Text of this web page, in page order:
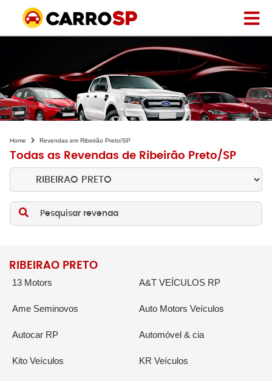
Home Revendas em Ribeirão Preto/SP
Todas as Revendas de Ribeirão Preto/SP
Pesquisar revenda
RIBEIRAO PRETO
13 Motors A&T VEÍCULOS RP
Ame Seminovos Auto Motors Veículos
Autocar RP Automóvel & cia
Kito Veículos KR Veículos